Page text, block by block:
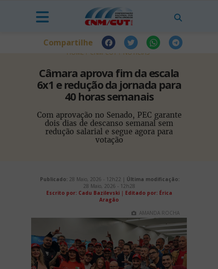
HOME CNM-CUT NOTÍCIAS
Câmara aprova fim da escala
6x1 e redução da jornada para
40 horas semanais
Com aprovação no Senado, PEC garante
dois dias de descanso semanal sem
redução salarial e segue agora para
votação
Compartilhe
Publicado: 28 Maio, 2026 - 12h22 | Última modificação:
28 Maio, 2026 - 12h28
Escrito por: Cadu Bazilevski| Editado por: Érica
Aragão
AMANDA ROCHA